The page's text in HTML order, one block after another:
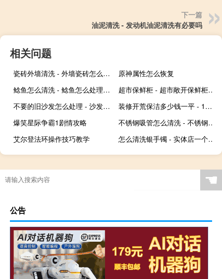
下一篇
油泥清洗 - 发动机油泥清洗有必要吗
相关问题
瓷砖外墙清洗 - 外墙瓷砖怎么清洗
原神属性怎么恢复
鲶鱼怎么清洗 - 鲶鱼怎么处理干净图解
超市保鲜柜 - 超市敞开保鲜柜里面东西能买吗
不要的旧沙发怎么处理 - 沙发大件垃圾怎么处理
装修开荒保洁多少钱一平 - 120平房子开荒保洁多少钱
爆笑星际争霸1剧情攻略
不锈钢吸管怎么清洗 - 不锈钢吸管里面怎么清洗
艾尔登法环操作技巧教学
怎么清洗银手镯 - 实体店一个银镯子多少钱
☚
公告